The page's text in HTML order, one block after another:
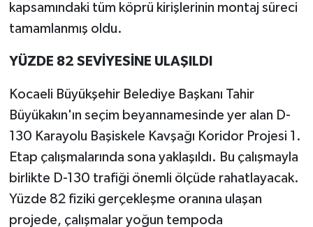
kapsamındaki tüm köprü kirişlerinin montaj süreci
tamamlanmış oldu.
YÜZDE 82 SEVİYESİNE ULAŞILDI
Kocaeli Büyükşehir Belediye Başkanı Tahir
Büyükakın'ın seçim beyannamesinde yer alan D-
130 Karayolu Başiskele Kavşağı Koridor Projesi 1.
Etap çalışmalarında sona yaklaşıldı. Bu çalışmayla
birlikte D-130 trafiği önemli ölçüde rahatlayacak.
Yüzde 82 fiziki gerçekleşme oranına ulaşan
projede, çalışmalar yoğun tempoda